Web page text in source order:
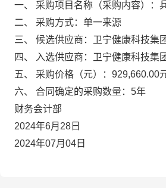
一、 采购项目名称（采购内容）：
二、 采购方式：单一来源
三、 候选供应商：卫宁健康科技集
四、
入选供应商：卫宁健康科技集
五、 采购价格（元）：929,660.00
六、 合同确定的采购数量： 5年
财务会计部
2024年6月28日
2024年07月04日